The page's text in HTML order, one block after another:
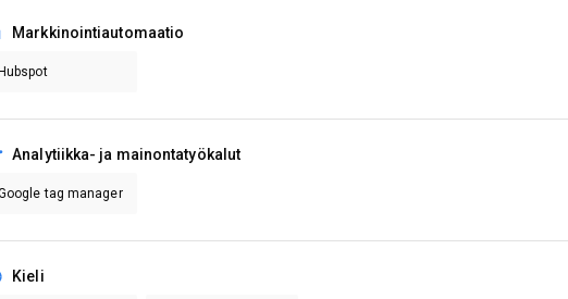
Markkinointiautomaatio
Analytiikka- ja mainontatyökalut
tag manager
Kieli